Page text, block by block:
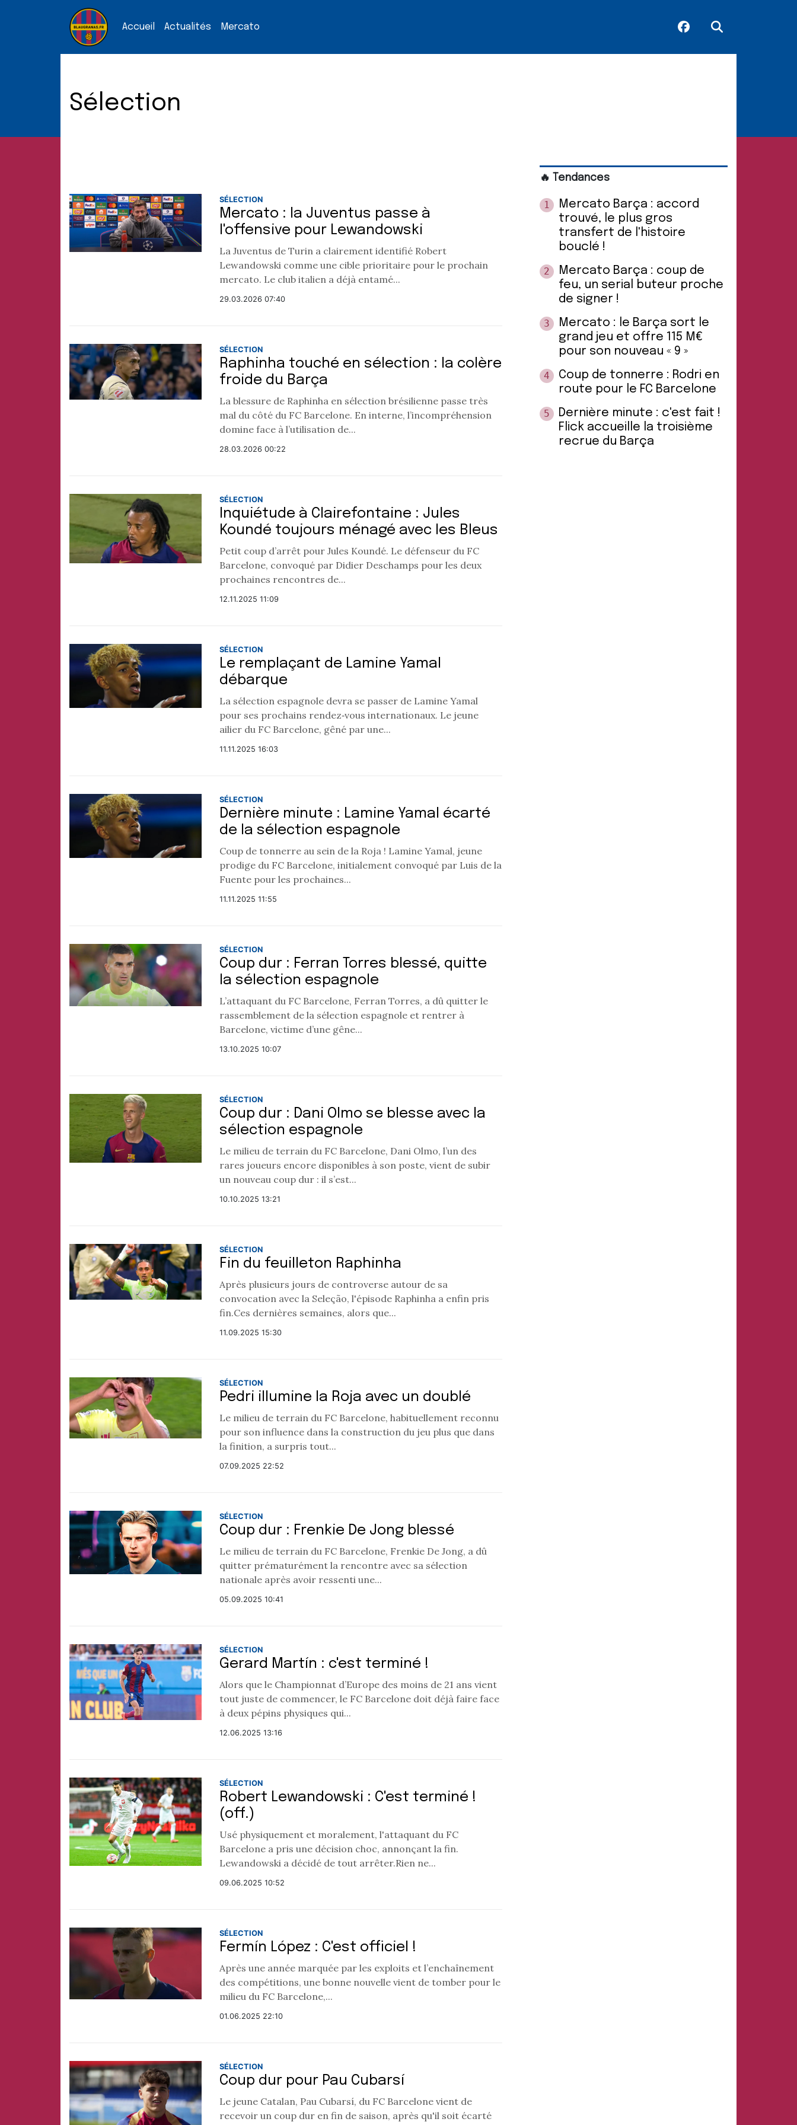
Accueil Actualités Mercato
Sélection
SÉLECTION
Mercato : la Juventus passe à
l'offensive pour Lewandowski
La Juventus de Turin a clairement identifié Robert
Lewandowski comme une cible prioritaire pour le prochain
mercato. Le club italien a déjà entamé...
29.03.2026 07:40
SÉLECTION
Raphinha touché en sélection : la colère
froide du Barça
La blessure de Raphinha en sélection brésilienne passe très
mal du côté du FC Barcelone. En interne, l’incompréhension
domine face à l’utilisation de...
28.03.2026 00:22
SÉLECTION
Inquiétude à Clairefontaine : Jules
Koundé toujours ménagé avec les Bleus
Petit coup d’arrêt pour Jules Koundé. Le défenseur du FC
Barcelone, convoqué par Didier Deschamps pour les deux
prochaines rencontres de...
12.11.2025 11:09
SÉLECTION
Le remplaçant de Lamine Yamal
débarque
La sélection espagnole devra se passer de Lamine Yamal
pour ses prochains rendez‑vous internationaux. Le jeune
ailier du FC Barcelone, gêné par une...
11.11.2025 16:03
SÉLECTION
Dernière minute : Lamine Yamal écarté
de la sélection espagnole
Coup de tonnerre au sein de la Roja ! Lamine Yamal, jeune
prodige du FC Barcelone, initialement convoqué par Luis de la
Fuente pour les prochaines...
11.11.2025 11:55
SÉLECTION
Coup dur : Ferran Torres blessé, quitte
la sélection espagnole
L’attaquant du FC Barcelone, Ferran Torres, a dû quitter le
rassemblement de la sélection espagnole et rentrer à
Barcelone, victime d’une gêne...
13.10.2025 10:07
SÉLECTION
Coup dur : Dani Olmo se blesse avec la
sélection espagnole
Le milieu de terrain du FC Barcelone, Dani Olmo, l’un des
rares joueurs encore disponibles à son poste, vient de subir
un nouveau coup dur : il s’est...
10.10.2025 13:21
SÉLECTION
Fin du feuilleton Raphinha
Après plusieurs jours de controverse autour de sa
convocation avec la Seleção, l'épisode Raphinha a enfin pris
fin.Ces dernières semaines, alors que...
11.09.2025 15:30
SÉLECTION
Pedri illumine la Roja avec un doublé
Le milieu de terrain du FC Barcelone, habituellement reconnu
pour son influence dans la construction du jeu plus que dans
la finition, a surpris tout...
07.09.2025 22:52
SÉLECTION
Coup dur : Frenkie De Jong blessé
Le milieu de terrain du FC Barcelone, Frenkie De Jong, a dû
quitter prématurément la rencontre avec sa sélection
nationale après avoir ressenti une...
05.09.2025 10:41
SÉLECTION
Gerard Martín : c'est terminé !
Alors que le Championnat d’Europe des moins de 21 ans vient
tout juste de commencer, le FC Barcelone doit déjà faire face
à deux pépins physiques qui...
12.06.2025 13:16
SÉLECTION
Robert Lewandowski : C'est terminé !
(off.)
Usé physiquement et moralement, l'attaquant du FC
Barcelone a pris une décision choc, annonçant la fin.
Lewandowski a décidé de tout arrêter.Rien ne...
09.06.2025 10:52
SÉLECTION
Fermín López : C'est officiel !
Après une année marquée par les exploits et l’enchaînement
des compétitions, une bonne nouvelle vient de tomber pour le
milieu du FC Barcelone,...
01.06.2025 22:10
SÉLECTION
Coup dur pour Pau Cubarsí
Le jeune Catalan, Pau Cubarsí, du FC Barcelone vient de
recevoir un coup dur en fin de saison, après qu'il soit écarté
🔥 Tendances
1
Mercato Barça : accord
trouvé, le plus gros
transfert de l'histoire
bouclé !
2
Mercato Barça : coup de
feu, un serial buteur proche
de signer !
3
Mercato : le Barça sort le
grand jeu et offre 115 M€
pour son nouveau « 9 »
4
Coup de tonnerre : Rodri en
route pour le FC Barcelone
5
Dernière minute : c'est fait !
Flick accueille la troisième
recrue du Barça